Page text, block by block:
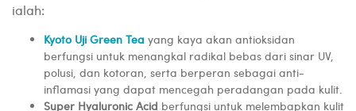
ialah:
Kyoto Uji Green Tea yang kaya akan antioksidan
berfungsi untuk menangkal radikal bebas dari sinar UV,
polusi, dan kotoran, serta berperan sebagai anti-
inflamasi yang dapat mencegah peradangan pada kulit.
Super Hyaluronic Acid berfungsi untuk melembapkan kulit